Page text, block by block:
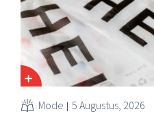
Mode 5 Augustus, 2026